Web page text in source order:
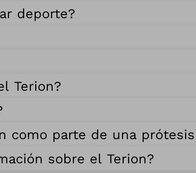
deporte?
Terion?
como parte de una
sobre el Terion?